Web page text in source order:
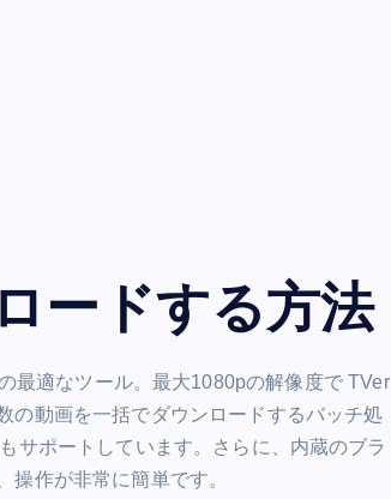
ードする方法
最適なツール。最大1080pの解像度で TVer
の動画を一括でダウンロードするバッチ処
サポートしています。さらに、内蔵のブラ
作が非常に簡単です。